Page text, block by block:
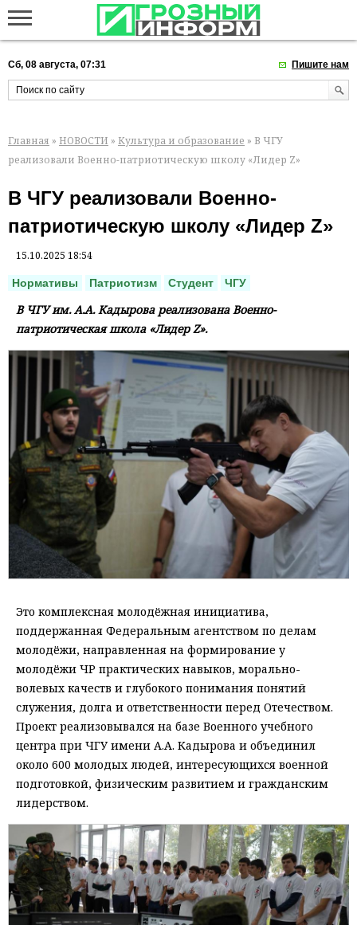
Сб, 08 августа, 07:31 Пишите нам
Главная » НОВОСТИ » Культура и образование » В ЧГУ
реализовали Военно-патриотическую школу «Лидер Z»
В ЧГУ реализовали Военно-
патриотическую школу «Лидер Z»
15.10.2025 18:54
Нормативы Патриотизм Студент ЧГУ
В ЧГУ им. А.А. Кадырова реализована Военно-
патриотическая школа «Лидер Z».
Это комплексная молодёжная инициатива,
поддержанная Федеральным агентством по делам
молодёжи, направленная на формирование у
молодёжи ЧР практических навыков, морально-
волевых качеств и глубокого понимания понятий
служения, долга и ответственности перед Отечеством.
Проект реализовывался на базе Военного учебного
центра при ЧГУ имени А.А. Кадырова и объединил
около 600 молодых людей, интересующихся военной
подготовкой, физическим развитием и гражданским
лидерством.